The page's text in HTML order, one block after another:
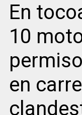
En
10
en